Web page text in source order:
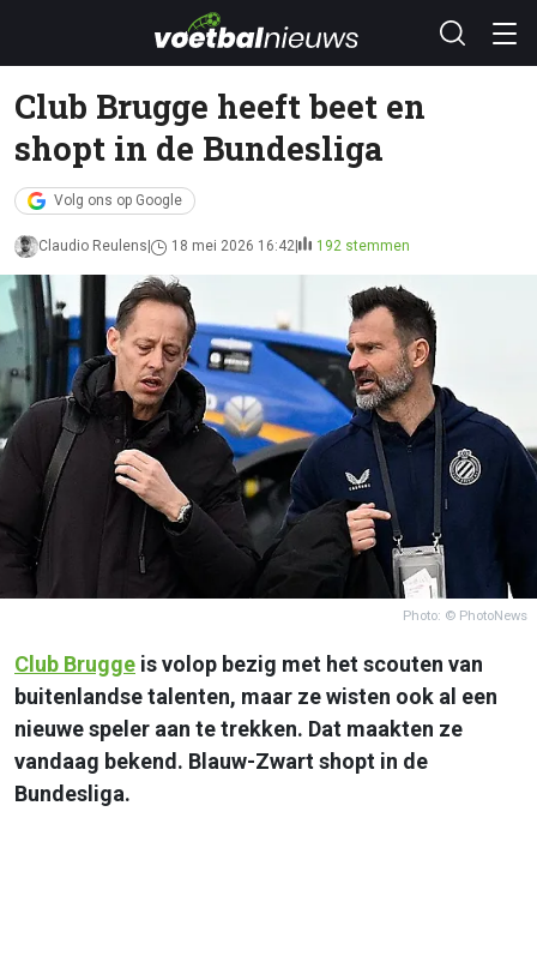
Club Brugge heeft beet en
shopt in de Bundesliga
Volg ons op Google
Claudio Reulens 18 mei 2026 16:42 192 stemmen
Photo: © PhotoNews
Club Brugge is volop bezig met het scouten van
buitenlandse talenten, maar ze wisten ook al een
nieuwe speler aan te trekken. Dat maakten ze
vandaag bekend. Blauw-Zwart shopt in de
Bundesliga.